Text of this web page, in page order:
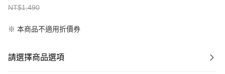
NT$1,490
※ 本商品不適用折價券
請選擇商品選項